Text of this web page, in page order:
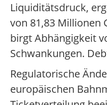
Liquiditätsdruck,
von 81,83 Millionen
birgt Abhängigkeit
Schwankungen.
Regulatorische
europäischen